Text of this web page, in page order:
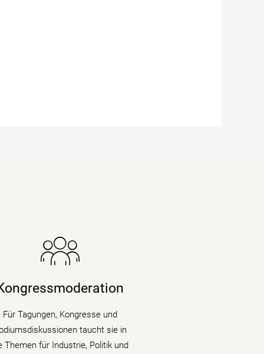
Für Tagungen, Kongresse und
taucht sie in
Themen für Industrie, Politik und
Nachrichenjournalistin eröffnet
Vorständen, Ministern und
die Bühne auf
und Fachtagungen und
Podiumsdiskussionen und Talks
mit Kompetenz, Charme und
Lebendigkeit.